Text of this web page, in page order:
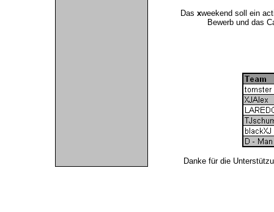
Das xweekend soll ein
Bewerb und das
Danke für die